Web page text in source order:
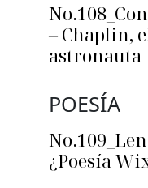
– Chaplin,
astronauta
POESÍA
¿Poesía